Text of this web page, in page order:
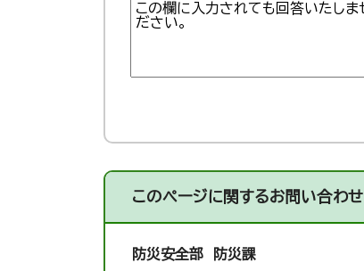
このページに関するお問い合わせ
防災安全部 防災課